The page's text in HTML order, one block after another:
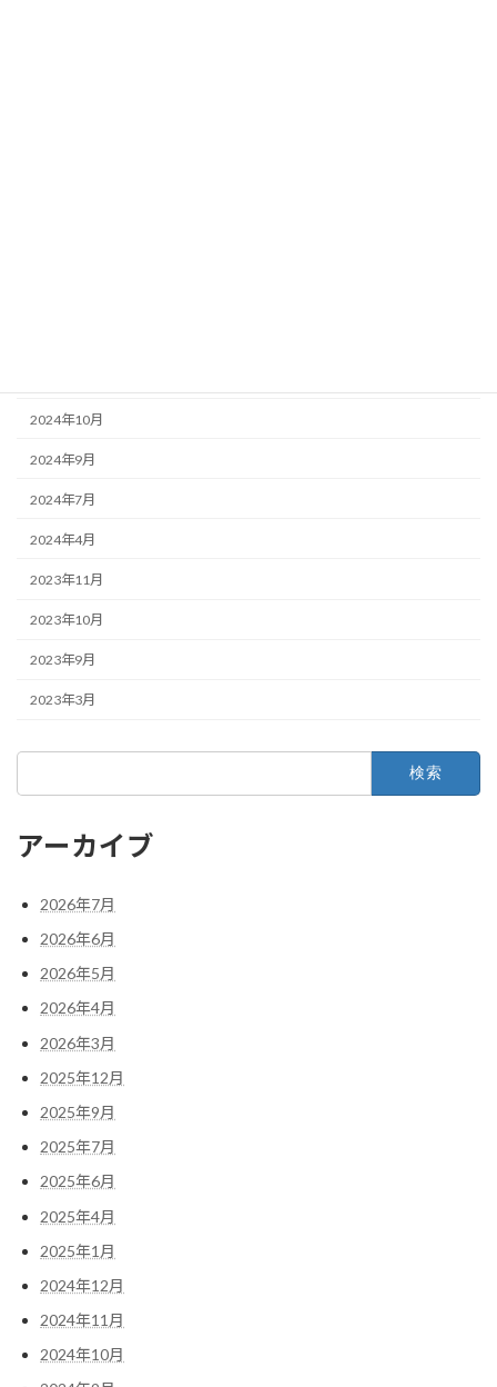
2024年10月
2024年9月
2024年7月
2024年4月
2023年11月
2023年10月
2023年9月
2023年3月
アーカイブ
2026年7月
2026年6月
2026年5月
2026年4月
2026年3月
2025年12月
2025年9月
2025年7月
2025年6月
2025年4月
2025年1月
2024年12月
2024年11月
2024年10月